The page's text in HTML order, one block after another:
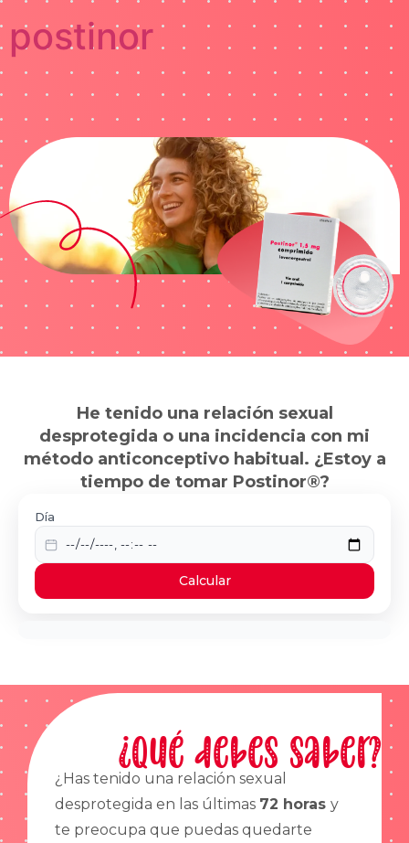
postinor
He tenido una relación sexual
desprotegida o una incidencia con mi
método anticonceptivo habitual. ¿Estoy a
tiempo de tomar Postinor®?
Día
Calcular
¿Qué debes saber?
¿Has tenido una relación sexual
desprotegida en las últimas 72 horas y
te preocupa que puedas quedarte